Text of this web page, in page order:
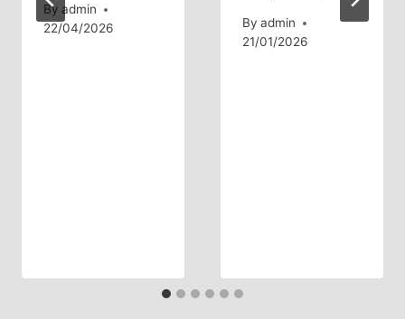
By admin
22/04/2026
By admin
21/01/2026